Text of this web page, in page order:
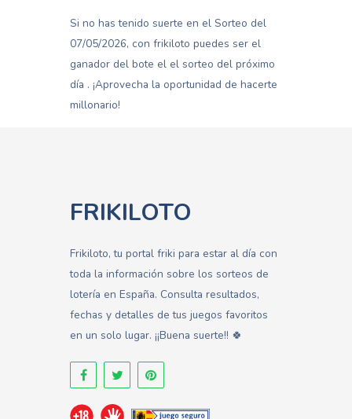
Si no has tenido suerte en el Sorteo del
07/05/2026, con frikiloto puedes ser el
ganador del bote el el sorteo del próximo
día . ¡Aprovecha la oportunidad de hacerte
millonario!
FRIKILOTO
Frikiloto, tu portal friki para estar al día con
toda la información sobre los sorteos de
lotería en España. Consulta resultados,
fechas y detalles de tus juegos favoritos
en un solo lugar. ¡¡Buena suerte!! 🍀